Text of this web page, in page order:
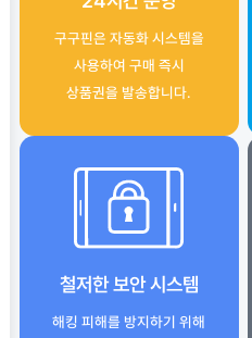
구구핀은 자동화 시스템을
사용하여 구매 즉시
상품권을 발송합니다.
철저한 보안 시스템
해킹 피해를 방지하기 위해